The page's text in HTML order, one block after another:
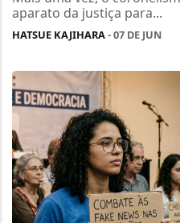
aparato da justiça para...
HATSUE KAJIHARA- 07 DE JUN